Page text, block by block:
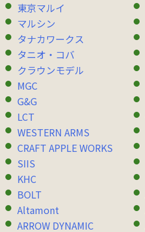
東京マルイ
マルシン
タナカワークス
タニオ・コバ
クラウンモデル
MGC
G&G
LCT
WESTERN ARMS
CRAFT APPLE WORKS
SIIS
KHC
BOLT
Altamont
ARROW DYNAMIC